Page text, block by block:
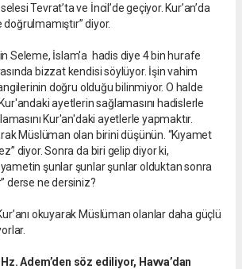
Tevrat’ta ve İncil’de geçiyor. Kur’an’da
diyor.
Seleme, İslam'a hadis diye 4 bin hurafe
bizzat kendisi söylüyor. İşin vahim
doğru olduğu bilinmiyor. O halde
ayetlerin sağlamasını hadislerle
Kur'an'daki ayetlerle yapmaktır.
Müslüman olan birini düşünün. “Kıyamet
diyor. Sonra da biri gelip diyor ki,
şunlar şunlar şunlar olduktan sonra
derse ne dersiniz?
okuyarak Müslüman olanlar daha güçlü
Hz. Adem’den söz ediliyor, Havva’dan